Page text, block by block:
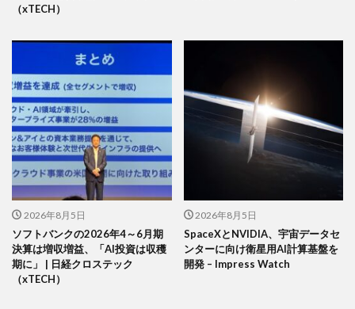
（xTECH）
2026年8月5日
ソフトバンクの2026年4～6月期
決算は増収増益、「AI投資は収穫
期に」 | 日経クロステック
（xTECH）
2026年8月5日
SpaceXとNVIDIA、宇宙データセ
ンターに向け衛星用AI計算基盤を
開発 – Impress Watch